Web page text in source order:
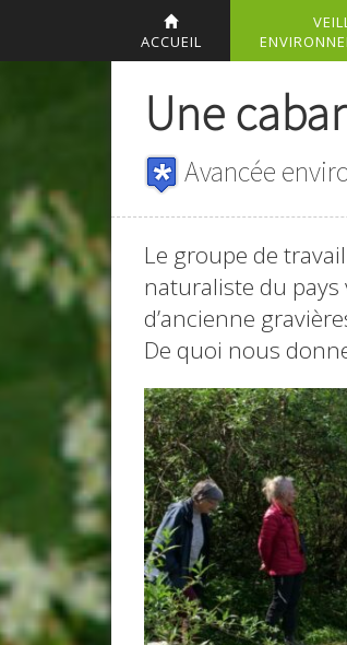
ACCUEIL
Une
Avancée
Le groupe de
naturaliste du pays
d’ancienne
De quoi nous